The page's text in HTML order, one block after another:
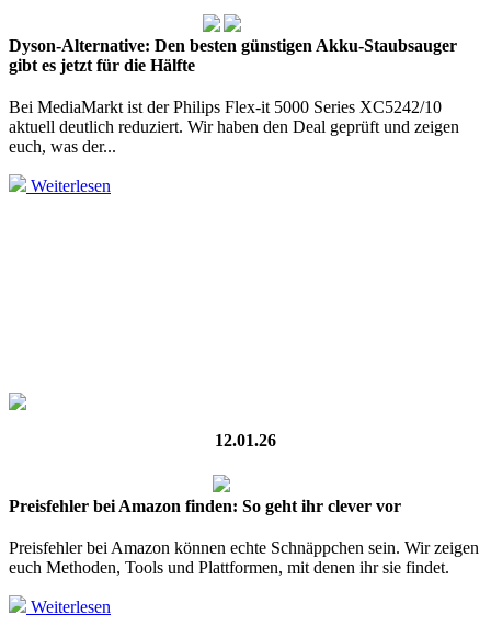
Dyson-Alternative: Den besten günstigen Akku-Staubsauger
gibt es jetzt für die Hälfte
Bei MediaMarkt ist der Philips Flex-it 5000 Series XC5242/10
aktuell deutlich reduziert. Wir haben den Deal geprüft und zeigen
euch, was der...
Weiterlesen
12.01.26
Preisfehler bei Amazon finden: So geht ihr clever vor
Preisfehler bei Amazon können echte Schnäppchen sein. Wir zeigen
euch Methoden, Tools und Plattformen, mit denen ihr sie findet.
Weiterlesen